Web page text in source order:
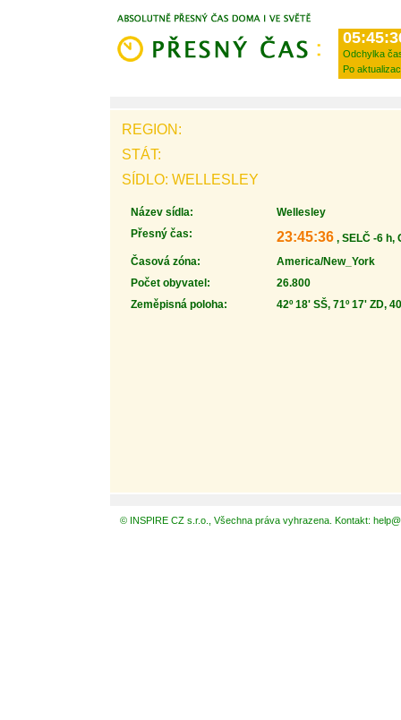
Odchylka
Po
REGION:
STÁT:
SÍDLO: WELLESLEY
Název sídla:
Wellesley
Přesný čas:
23:45:36 , SELČ -6 h,
Časová zóna:
America/New_York
Počet obyvatel:
26.800
Zeměpisná poloha:
42º 18' SŠ, 71º 17' ZD,
© INSPIRE CZ s.r.o., Všechna práva vyhrazena. Kontakt: